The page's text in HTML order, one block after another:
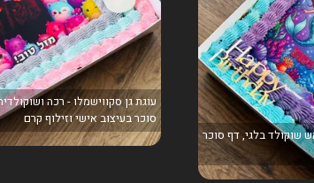
שוקולד בלגי, דף סוכר
עוגת גן סקווישמלו - רכה
סוכר בעיצוב אישי וזילוף קרם